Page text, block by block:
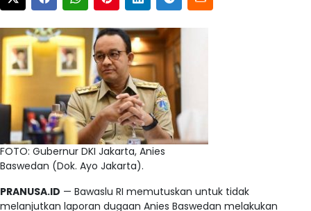
FOTO: Gubernur DKI Jakarta, Anies
Baswedan (Dok. Ayo Jakarta).
PRANUSA.ID — Bawaslu RI memutuskan untuk tidak
melanjutkan laporan dugaan Anies Baswedan melakukan